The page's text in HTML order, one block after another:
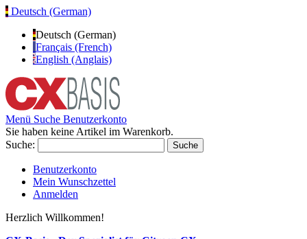
Deutsch (German)
Deutsch (German)
Français (French)
English (Anglais)
Menü Suche Benutzerkonto
Sie haben keine Artikel im Warenkorb.
Suche:
Suche
Benutzerkonto
Mein Wunschzettel
Anmelden
Herzlich Willkommen!